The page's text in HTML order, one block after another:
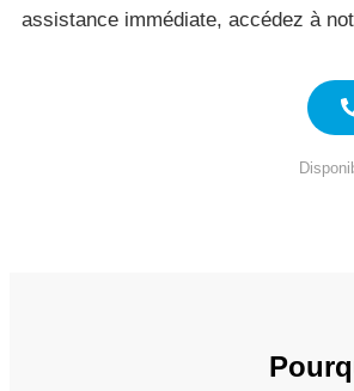
assistance immédiate, accédez à